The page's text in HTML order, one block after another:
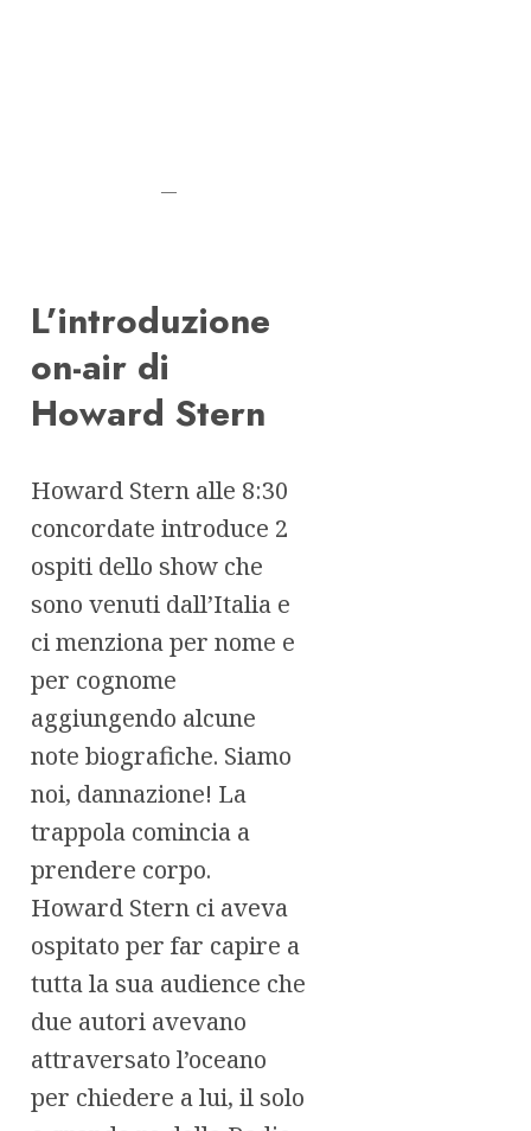
—
L’introduzione
on-air di
Howard Stern
Howard Stern alle 8:30
concordate introduce 2
ospiti dello show che
sono venuti dall’Italia e
ci menziona per nome e
per cognome
aggiungendo alcune
note biografiche. Siamo
noi, dannazione! La
trappola comincia a
prendere corpo.
Howard Stern ci aveva
ospitato per far capire a
tutta la sua audience che
due autori avevano
attraversato l’oceano
per chiedere a lui, il solo